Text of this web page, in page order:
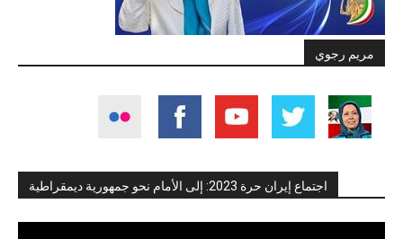
مريم رجوي
اجتماع إيران حرة 2023: إلى الأمام نحو جمهورية ديمقراطية